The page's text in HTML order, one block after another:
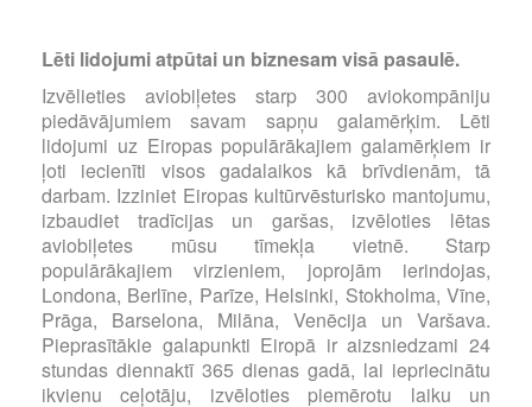
Lēti lidojumi atpūtai un biznesam visā pasaulē.
Izvēlieties aviobiļetes starp 300 aviokompāniju
piedāvājumiem savam sapņu galamērķim. Lēti
lidojumi uz Eiropas populārākajiem galamērķiem ir
ļoti iecienīti visos gadalaikos kā brīvdienām, tā
darbam. Izziniet Eiropas kultūrvēsturisko mantojumu,
izbaudiet tradīcijas un garšas, izvēloties lētas
aviobiļetes mūsu tīmekļa vietnē. Starp
populārākajiem virzieniem, joprojām ierindojas,
Londona, Berlīne, Parīze, Helsinki, Stokholma, Vīne,
Prāga, Barselona, Milāna, Venēcija un Varšava.
Pieprasītākie galapunkti Eiropā ir aizsniedzami 24
stundas diennaktī 365 dienas gadā, lai iepriecinātu
ikvienu ceļotāju, izvēloties piemērotu laiku un